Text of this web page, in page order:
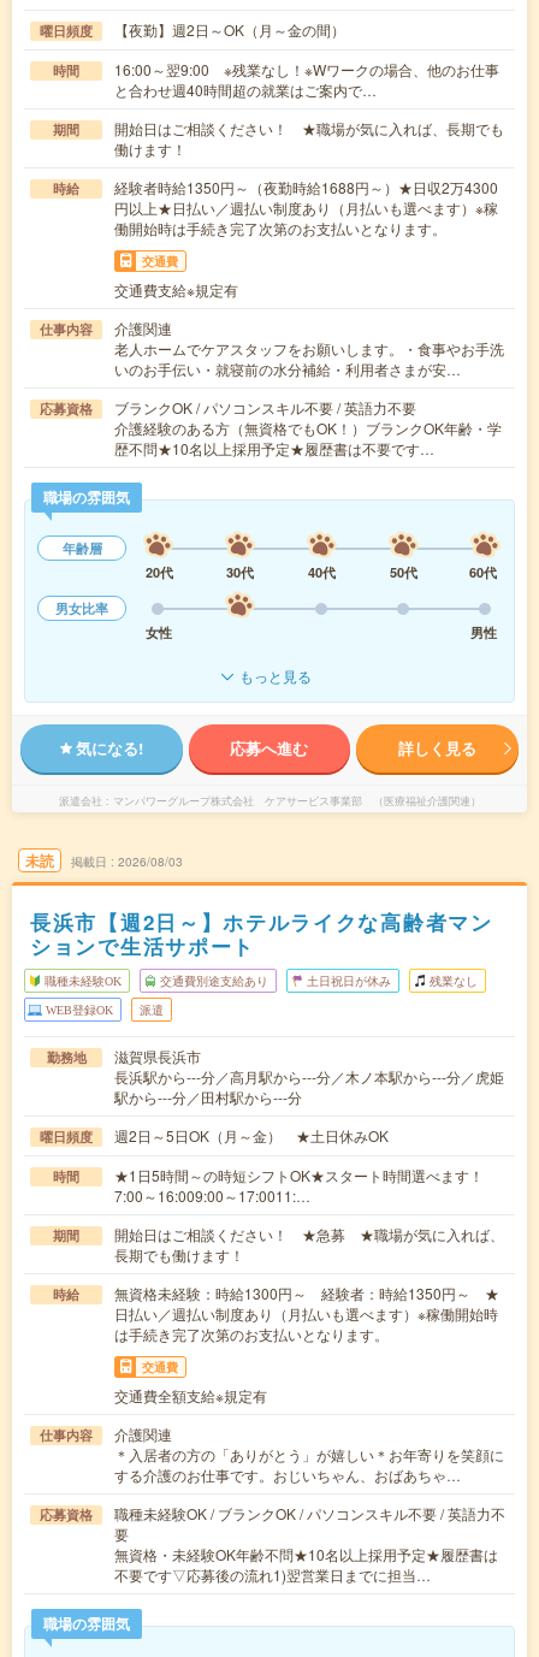
曜日頻度 【夜勤】週2日～OK（月～金の間）
時間
16:00～翌9:00 ※残業なし！※Wワークの場合、他のお仕事
と合わせ週40時間超の就業はご案内で…
期間
開始日はご相談ください！ ★職場が気に入れば、長期でも
働けます！
時給
経験者時給1350円～（夜勤時給1688円～）★日収2万4300
円以上★日払い／週払い制度あり（月払いも選べます）※稼
働開始時は手続き完了次第のお支払いとなります。
交通費
交通費支給※規定有
仕事内容
介護関連
老人ホームでケアスタッフをお願いします。・食事やお手洗
いのお手伝い・就寝前の水分補給・利用者さまが安…
応募資格
ブランクOK / パソコンスキル不要 / 英語力不要
介護経験のある方（無資格でもOK！）ブランクOK年齢・学
歴不問★10名以上採用予定★履歴書は不要です…
職場の雰囲気
年齢層
20代
30代 40代 50代
60代
男女比率
女性
男性
もっと見る
気になる! 応募へ進む 詳しく見る
派遣会社 マンパワーグループ株式会社 ケアサービス事業部 （医療福祉介護関連）
未読 掲載日 2026/08/03
長浜市【週2日～】ホテルライクな高齢者マン
ションで生活サポート
職種未経験OK 交通費別途支給あり 土日祝日が休み 残業なし
WEB登録OK 派遣
勤務地
滋賀県長浜市
長浜駅から---分／高月駅から---分／木ノ本駅から---分／虎姫
駅から---分／田村駅から---分
曜日頻度 週2日～5日OK（月～金） ★土日休みOK
時間
★1日5時間～の時短シフトOK★スタート時間選べます！
7:00～16:009:00～17:0011:…
期間
開始日はご相談ください！ ★急募 ★職場が気に入れば、
長期でも働けます！
時給
無資格未経験：時給1300円～ 経験者：時給1350円～ ★
日払い／週払い制度あり（月払いも選べます）※稼働開始時
は手続き完了次第のお支払いとなります。
交通費
交通費全額支給※規定有
仕事内容
介護関連
＊入居者の方の「ありがとう」が嬉しい＊お年寄りを笑顔に
する介護のお仕事です。おじいちゃん、おばあちゃ…
応募資格
職種未経験OK / ブランクOK / パソコンスキル不要 / 英語力不
要
無資格・未経験OK年齢不問★10名以上採用予定★履歴書は
不要です▽応募後の流れ1)翌営業日までに担当…
職場の雰囲気